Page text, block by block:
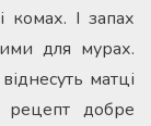
комах. І запах
для мурах.
матці
добре